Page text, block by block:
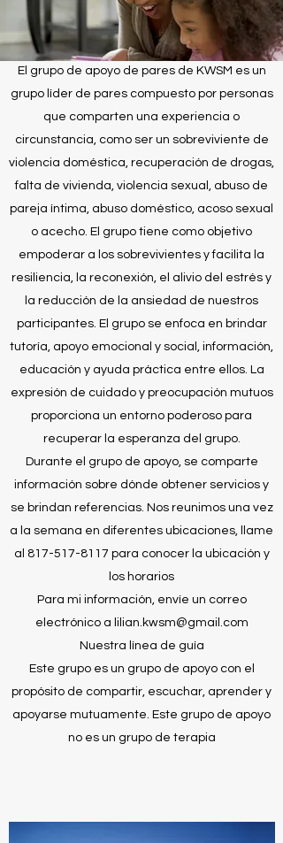
El grupo de apoyo de pares de KWSM es un
grupo líder de pares compuesto por personas
que comparten una experiencia o
circunstancia, como ser un sobreviviente de
violencia doméstica, recuperación de drogas,
falta de vivienda, violencia sexual, abuso de
pareja íntima, abuso doméstico, acoso sexual
o acecho. El grupo tiene como objetivo
empoderar a los sobrevivientes y facilita la
resiliencia, la reconexión, el alivio del estrés y
la reducción de la ansiedad de nuestros
participantes. El grupo se enfoca en brindar
tutoría, apoyo emocional y social, información,
educación y ayuda práctica entre ellos. La
expresión de cuidado y preocupación mutuos
proporciona un entorno poderoso para
recuperar la esperanza del grupo.
Durante el grupo de apoyo, se comparte
información sobre dónde obtener servicios y
se brindan referencias. Nos reunimos una vez
a la semana en diferentes ubicaciones, llame
al 817-517-8117 para conocer la ubicación y
los horarios
Para mi información, envíe un correo
electrónico a lilian.kwsm@gmail.com
Nuestra línea de guía
Este grupo es un grupo de apoyo con el
propósito de compartir, escuchar, aprender y
apoyarse mutuamente. Este grupo de apoyo
no es un grupo de terapia